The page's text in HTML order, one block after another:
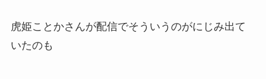
虎姫ことかさんが配信でそういうのがにじみ出て
いたのも